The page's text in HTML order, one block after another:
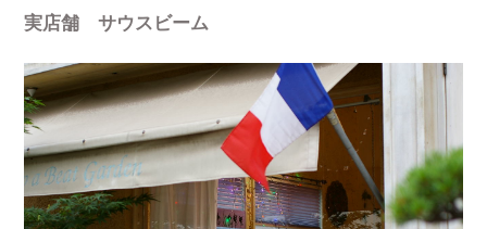
実店舗 サウスビーム